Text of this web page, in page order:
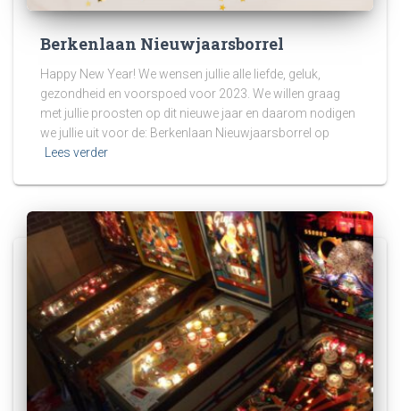
Berkenlaan Nieuwjaarsborrel
Happy New Year! We wensen jullie alle liefde, geluk,
gezondheid en voorspoed voor 2023. We willen graag
met jullie proosten op dit nieuwe jaar en daarom nodigen
we jullie uit voor de: Berkenlaan Nieuwjaarsborrel op
Lees verder